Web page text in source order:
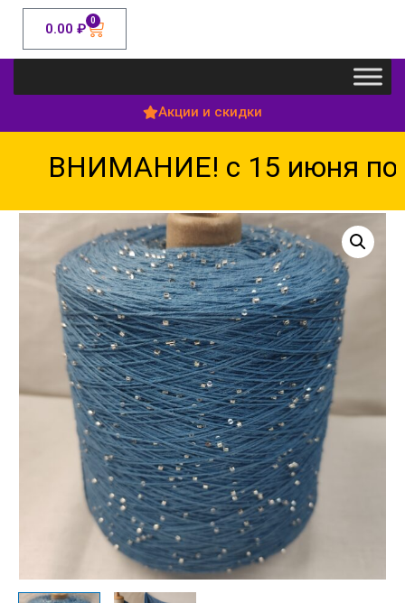
0.00 ₽ 0
Акции и скидки
ВНИМАНИЕ! с 15 июня по